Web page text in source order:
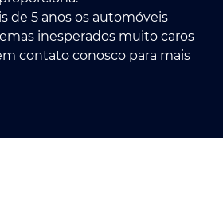
de 5 anos os automóveis
inesperados muito caros
contato conosco para mais